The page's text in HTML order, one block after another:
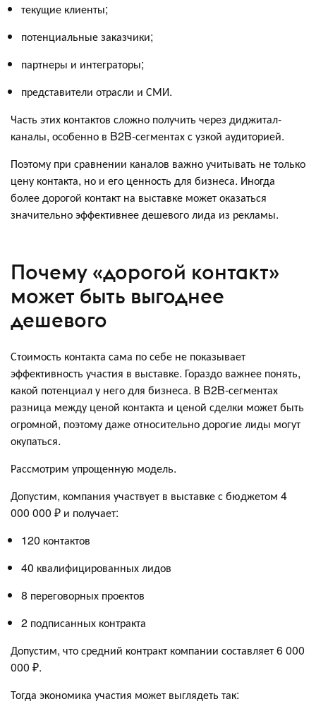
текущие клиенты;
потенциальные заказчики;
партнеры и интеграторы;
представители отрасли и СМИ.
Часть этих контактов сложно получить через диджитал-
каналы, особенно в B2B-сегментах с узкой аудиторией.
Поэтому при сравнении каналов важно учитывать не только
цену контакта, но и его ценность для бизнеса. Иногда
более дорогой контакт на выставке может оказаться
значительно эффективнее дешевого лида из рекламы.
Почему «дорогой контакт»
может быть выгоднее
дешевого
Стоимость контакта сама по себе не показывает
эффективность участия в выставке. Гораздо важнее понять,
какой потенциал у него для бизнеса. В B2B-сегментах
разница между ценой контакта и ценой сделки может быть
огромной, поэтому даже относительно дорогие лиды могут
окупаться.
Рассмотрим упрощенную модель.
Допустим, компания участвует в выставке с бюджетом 4
000 000 ₽ и получает:
120 контактов
40 квалифицированных лидов
8 переговорных проектов
2 подписанных контракта
Допустим, что средний контракт компании составляет 6 000
000 ₽.
Тогда экономика участия может выглядеть так: